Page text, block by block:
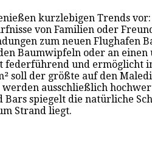
kurzlebigen Trends
von Familien oder
zum neuen Flughafen
Baumwipfeln oder an
federführend und ermöglicht
soll der größte auf den
ausschließlich
Bars spiegelt die natürliche
Strand liegt.